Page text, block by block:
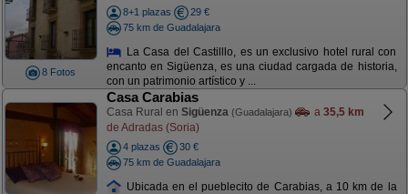
8 Fotos
8+1 plazas
29 €
75 km de Guadalajara
La Casa del Castilllo, es un exclusivo hotel rural con
encanto en Sigüenza, es una ciudad cargada de historia,
con un patrimonio artístico y ...
Casa Carabias
Casa Rural en Sigüenza (Guadalajara) a 35,5 km
de Adradas (Soria)
4 plazas
30 €
75 km de Guadalajara
Ubicada en el pueblecito de Carabias, a 10 km de la